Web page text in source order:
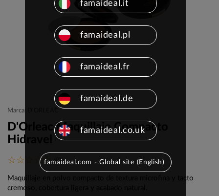
Marca: D'ORLEAC
D'Orleac Maquillaje Compacto
Hidravel
(0)
Maquillaje en polvo compacto de textura microfina y tacto
cremoso, cobertura ligera y acabado natural.
famaideal.it
famaideal.pl
famaideal.fr
famaideal.de
famaideal.co.uk
famaideal.com - Global site (English)